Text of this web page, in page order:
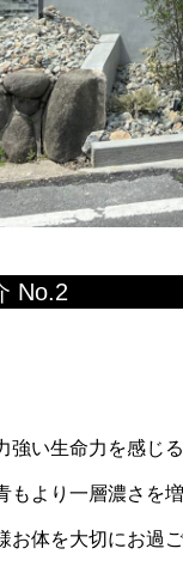
No.2
強い生命力を感じ
もより一層濃さを
お体を大切にお過